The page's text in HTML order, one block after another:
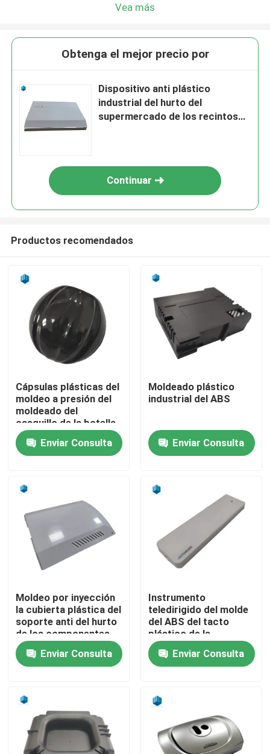
Inicio
Sobre nosotros
Productos
productos del moldeo por inyección
Moldeo a presión plástico
Moldeo a presión del dispositivo
Moldeado plástico industrial
Moldeo a presión de la electrónica
Vea más
Obtenga el mejor precio por
Dispositivo anti plástico
industrial del hurto del
supermercado de los recintos
Continuar
Productos recomendados
Cápsulas plásticas del
moldeo a presión del
moldeado del
casquillo de la botella
de perfume de la
calabazaEnviar Consulta
Moldeado plástico
industrial del ABS
Enviar Consulta
Moldeo por inyección
la cubierta plástica del
soporte anti del hurto
de los componentes
plásticos
Enviar Consulta
Instrumento
teledirigido del molde
del ABS del tacto
plástico de la
fabricación
Enviar Consulta